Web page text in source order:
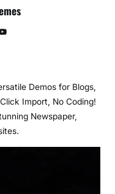
Demos for Blogs,
Import, No Coding!
Newspaper,